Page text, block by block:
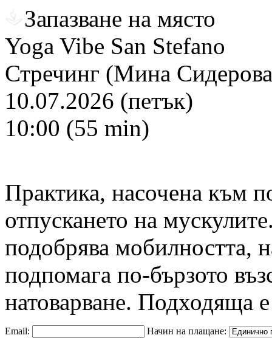
Запазване на място
Yoga Vibe San Stefano
Стречинг (Мина
10.07.2026 (петък)
10:00 (55 min)
Практика, насочена към
отпускането на
подобрява мобилността,
подпомага по-бързото
натоварване. Подходяща
Email:
Начин на плащане: